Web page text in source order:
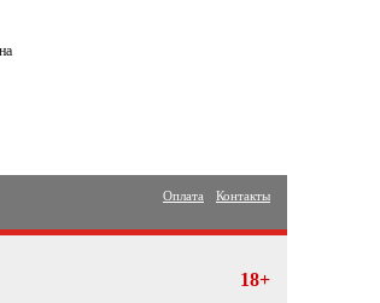
Оплата Контакты
18+